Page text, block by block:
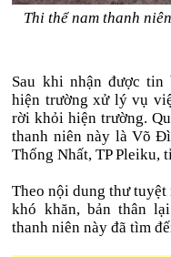
Thi thể nam thanh
Sau khi nhận được tin
hiện trường xử lý vụ
rời khỏi hiện trường.
thanh niên này là Võ
Thống Nhất, TP Pleiku,
Theo nội dung thư
khó khăn, bản thân
thanh niên này đã tìm